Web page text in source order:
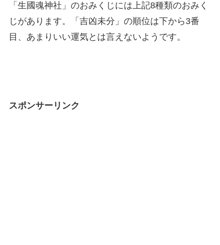
「生國魂神社」のおみくじには上記8種類のおみく
じがあります。「吉凶未分」の順位は下から3番
目、あまりいい運気とは言えないようです。
スポンサーリンク